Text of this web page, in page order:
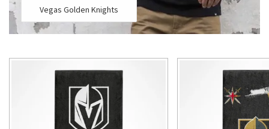
Vegas Golden Knights